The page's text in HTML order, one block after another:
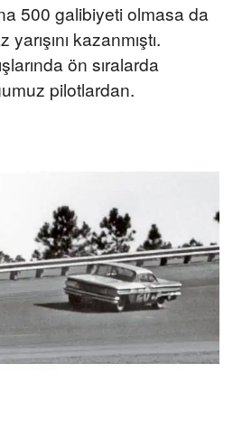
500 galibiyeti olmasa da
kazanmıştı.
ön sıralarda
pilotlardan.